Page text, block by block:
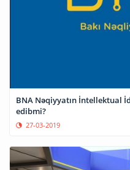
BNA Nəqiyyatın İntellektual
edibmi?
27-03-2019